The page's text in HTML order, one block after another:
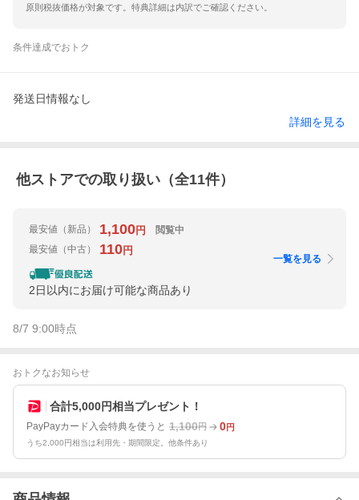
原則税抜価格が対象です。特典詳細は内訳でご確認ください。
条件達成でおトク
発送日情報なし
詳細を見る
他ストアでの取り扱い（全11件）
最安値 （新品） 1,100円
閲覧中
最安値 （中古） 110円
2日以内にお届け可能な商品あり
一覧を見る
8/7 9:00時点
おトクなお知らせ
合計5,000円相当プレゼント！
PayPayカード入会特典を使うと 1,100円 0円
うち2,000円相当は利用先・期間限定。他条件あり